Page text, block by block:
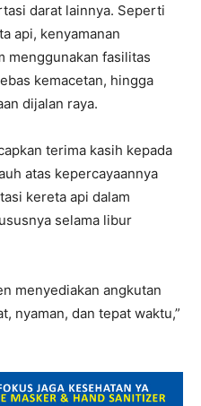
darat lainnya. Seperti
api, kenyamanan
menggunakan fasilitas
kemacetan, hingga
dijalan raya.
terima kasih kepada
atas kepercayaannya
kereta api dalam
selama libur
menyediakan angkutan
nyaman, dan tepat waktu,”